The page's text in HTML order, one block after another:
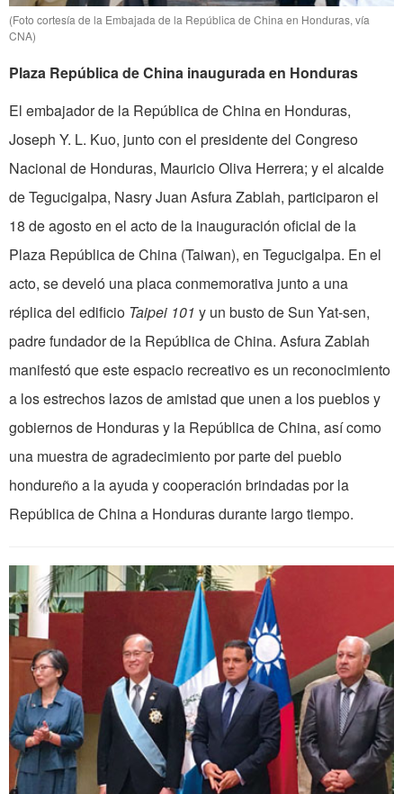
(Foto cortesía de la Embajada de la República de China en Honduras, vía
CNA)
Plaza República de China inaugurada en Honduras
El embajador de la República de China en Honduras,
Joseph Y. L. Kuo, junto con el presidente del Congreso
Nacional de Honduras, Mauricio Oliva Herrera; y el alcalde
de Tegucigalpa, Nasry Juan Asfura Zablah, participaron el
18 de agosto en el acto de la inauguración oficial de la
Plaza República de China (Taiwan), en Tegucigalpa. En el
acto, se develó una placa conmemorativa junto a una
réplica del edificio Taipei 101 y un busto de Sun Yat-sen,
padre fundador de la República de China. Asfura Zablah
manifestó que este espacio recreativo es un reconocimiento
a los estrechos lazos de amistad que unen a los pueblos y
gobiernos de Honduras y la República de China, así como
una muestra de agradecimiento por parte del pueblo
hondureño a la ayuda y cooperación brindadas por la
República de China a Honduras durante largo tiempo.